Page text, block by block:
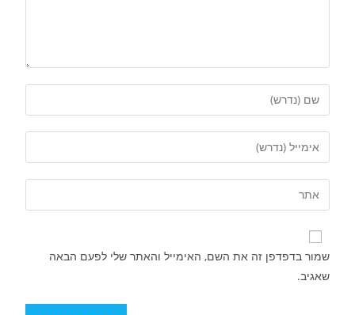
שמור בדפדפן זה את השם, האימייל והאתר שלי לפעם הבאה
שאגיב.